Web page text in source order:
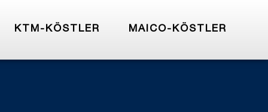
KTM-KÖSTLER MAICO-KÖSTLER